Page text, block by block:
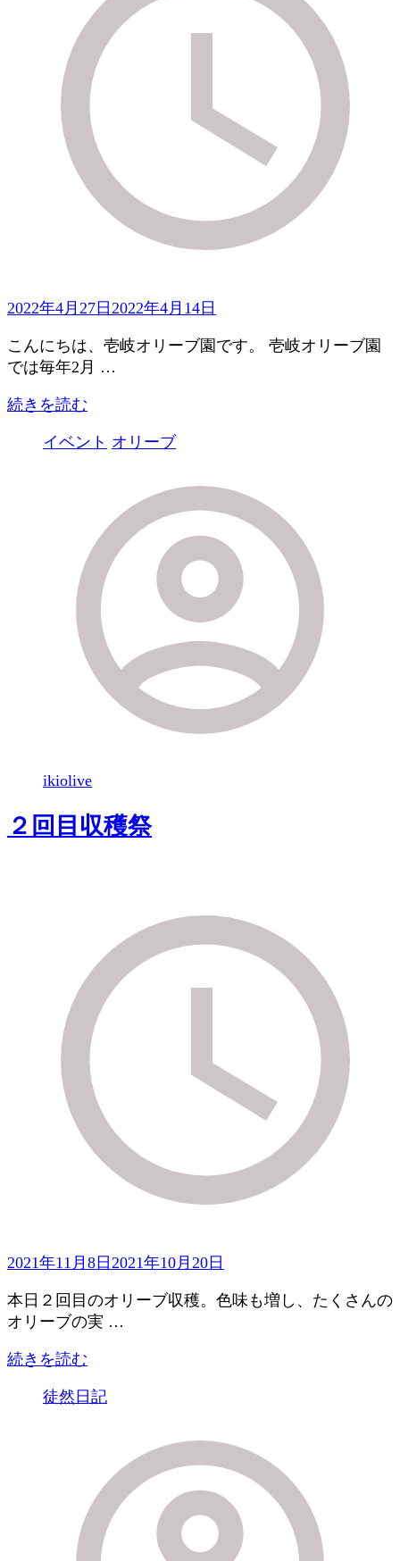
2022年4月27日 2022年4月14日
こんにちは、壱岐オリーブ園です。 壱岐オリーブ園
では毎年2月 …
続きを読む
イベント オリーブ
ikiolive
２回目収穫祭
2021年11月8日 2021年10月20日
本日２回目のオリーブ収穫。色味も増し、たくさんの
オリーブの実 …
続きを読む
徒然日記